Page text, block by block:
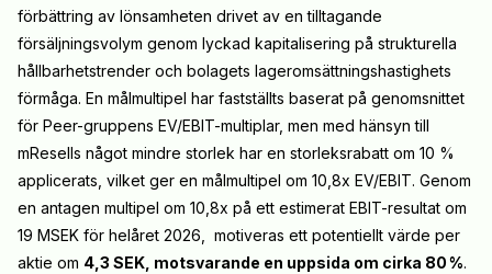
förbättring av lönsamheten drivet av en tilltagande
försäljningsvolym genom lyckad kapitalisering på strukturella
hållbarhetstrender och bolagets lageromsättningshastighets
förmåga. En målmultipel har fastställts baserat på genomsnittet
för Peer-gruppens EV/EBIT-multiplar, men med hänsyn till
mResells något mindre storlek har en storleksrabatt om 10 %
applicerats, vilket ger en målmultipel om 10,8x EV/EBIT. Genom
en antagen multipel om 10,8x på ett estimerat EBIT-resultat om
19 MSEK för helåret 2026, motiveras ett potentiellt värde per
aktie om 4,3 SEK, motsvarande en uppsida om cirka 80%.